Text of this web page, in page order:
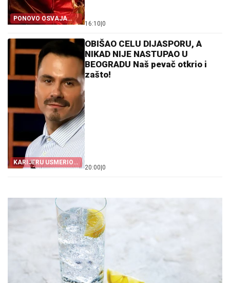
PONOVO OSVAJA
SCENU!
16:10 0
KARIJERU USMERIO
NA INOSTRANSTVO
OBIŠAO CELU DIJASPORU, A
NIKAD NIJE NASTUPAO U
BEOGRADU Naš pevač otkrio i
zašto!
20:00 0